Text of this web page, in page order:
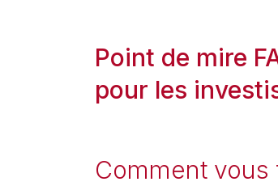
Point de mire
pour les
Comment vous